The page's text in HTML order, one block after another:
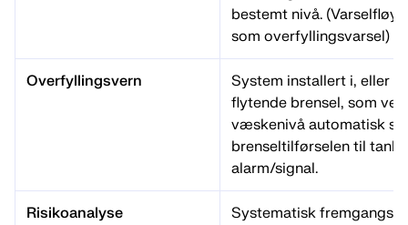
bestemt nivå.
som overfyllingsvarsel)
Overfyllingsvern
System installert i, eller
flytende brensel, som
væskenivå automatisk
brenseltilførselen til
alarm/signal.
Risikoanalyse
Systematisk